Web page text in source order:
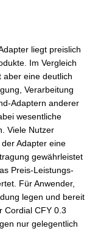
liegt preislich
Im Vergleich
aber eine deutlich
Verarbeitung
Adaptern anderer
wesentliche
Viele Nutzer
Adapter eine
gewährleistet
Preis-Leistungs-
Für Anwender,
legen und bereit
Cordial CFY 0.3
nur gelegentlich